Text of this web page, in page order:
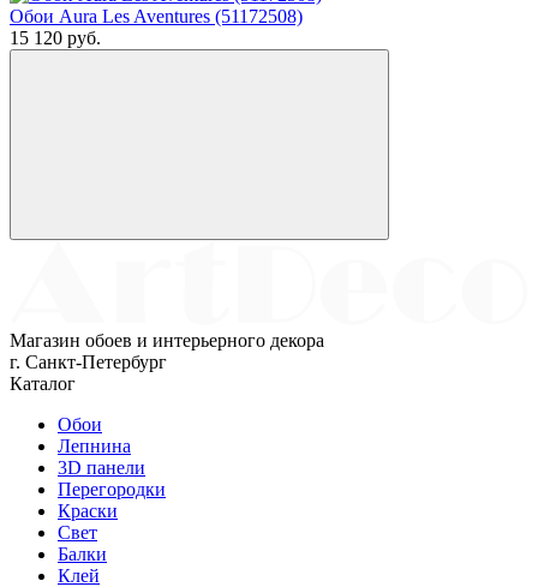
Обои Aura Les Aventures (51172508)
15 120 руб.
Магазин обоев и интерьерного декора
г. Санкт-Петербург
Каталог
Обои
Лепнина
3D панели
Перегородки
Краски
Свет
Балки
Клей